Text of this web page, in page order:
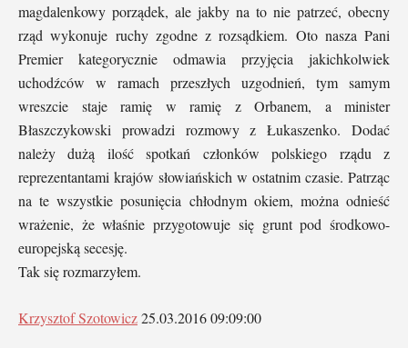
magdalenkowy porządek, ale jakby na to nie patrzeć, obecny
rząd wykonuje ruchy zgodne z rozsądkiem. Oto nasza Pani
Premier kategorycznie odmawia przyjęcia jakichkolwiek
uchodźców w ramach przeszłych uzgodnień, tym samym
wreszcie staje ramię w ramię z Orbanem, a minister
Błaszczykowski prowadzi rozmowy z Łukaszenko. Dodać
należy dużą ilość spotkań członków polskiego rządu z
reprezentantami krajów słowiańskich w ostatnim czasie. Patrząc
na te wszystkie posunięcia chłodnym okiem, można odnieść
wrażenie, że właśnie przygotowuje się grunt pod środkowo-
europejską secesję.
Tak się rozmarzyłem.
Krzysztof Szotowicz25.03.2016 09:09:00